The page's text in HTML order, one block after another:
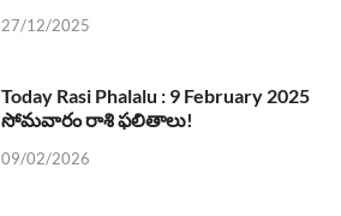
27/12/2025
Today Rasi Phalalu : 9 February 2025
సోమవారం రాశి ఫలితాలు!
09/02/2026